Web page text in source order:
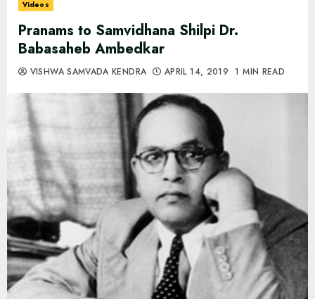
Videos
Pranams to Samvidhana Shilpi Dr.
Babasaheb Ambedkar
VISHWA SAMVADA KENDRA APRIL 14, 2019 1 MIN READ